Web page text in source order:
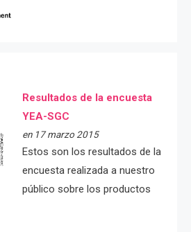
Resultados de la encuesta
YEA-SGC
en 17 marzo 2015
Estos son los resultados de la
encuesta realizada a nuestro
público sobre los productos